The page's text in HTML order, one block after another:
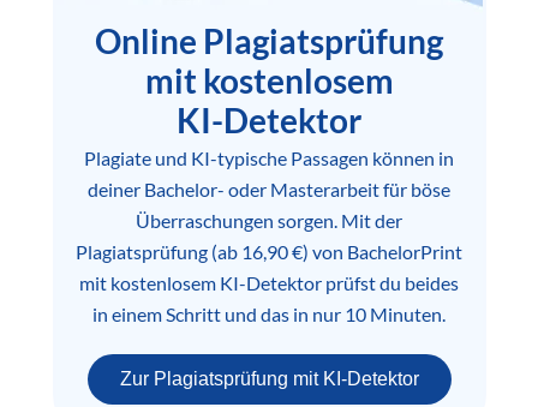
Online Plagiatsprüfung
mit kostenlosem
KI-Detektor
Plagiate und KI-typische Passagen können in
deiner Bachelor- oder Masterarbeit für böse
Überraschungen sorgen. Mit der
Plagiatsprüfung (ab 16,90 €) von BachelorPrint
mit kostenlosem KI-Detektor prüfst du beides
in einem Schritt und das in nur 10 Minuten.
Zur Plagiatsprüfung mit KI-Detektor